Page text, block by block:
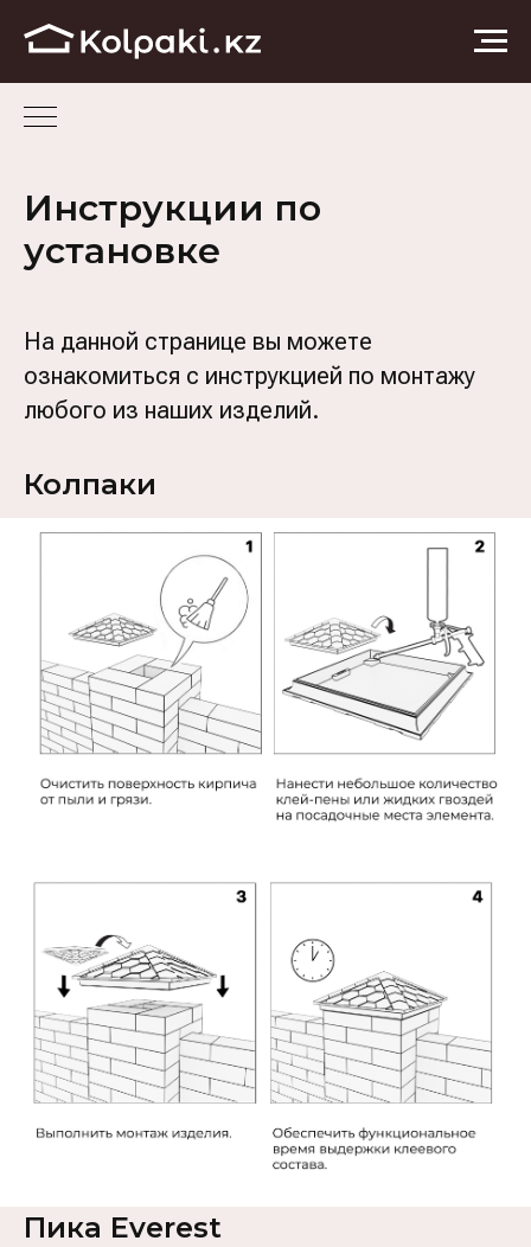
Инструкции по
установке
На данной странице вы можете
ознакомиться с инструкцией по монтажу
любого из наших изделий.
Колпаки
Пика Everest